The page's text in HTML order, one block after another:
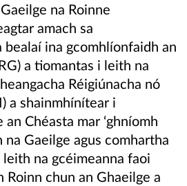
na Roinne
amach sa
bealaí ina gcomhlíonfaidh an
a tiomantas i leith na
Réigiúnacha nó
a shainmhínítear i
Chéasta mar ‘ghníomh
Gaeilge agus comhartha
na gcéimeanna faoi
Roinn chun an Ghaeilge a